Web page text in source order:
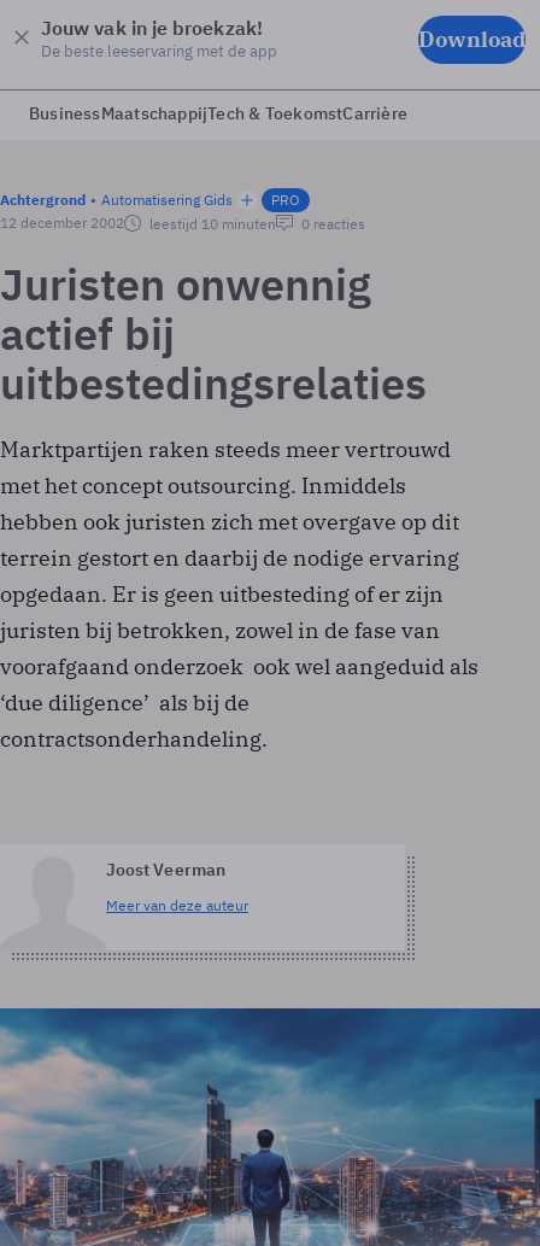
Jouw vak in je broekzak!
De beste leeservaring met de app Download
BusinessMaatschappijTech & ToekomstCarrière
Achtergrond Automatisering Gids
PRO
12 december 2002
leestijd 10 minuten 0 reacties
Juristen onwennig
actief bij
uitbestedingsrelaties
Marktpartijen raken steeds meer vertrouwd
met het concept outsourcing. Inmiddels
hebben ook juristen zich met overgave op dit
terrein gestort en daarbij de nodige ervaring
opgedaan. Er is geen uitbesteding of er zijn
juristen bij betrokken, zowel in de fase van
voorafgaand onderzoek ­ ook wel aangeduid als
‘due diligence’ ­ als bij de
contractsonderhandeling.
Joost Veerman
Meer van deze auteur